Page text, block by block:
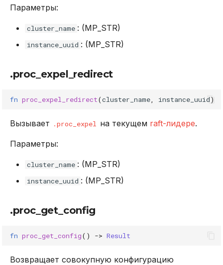
Параметры:
cluster_name : (MP_STR)
instance_uuid : (MP_STR)
.proc_expel_redirect
fn proc_expel_redirect(cluster_name instance_uuid)
Вызывает .proc_expel на текущем raft-лидере.
Параметры:
cluster_name : (MP_STR)
instance_uuid : (MP_STR)
.proc_get_config
fn proc_get_config() -> Result
Возвращает совокупную конфигурацию